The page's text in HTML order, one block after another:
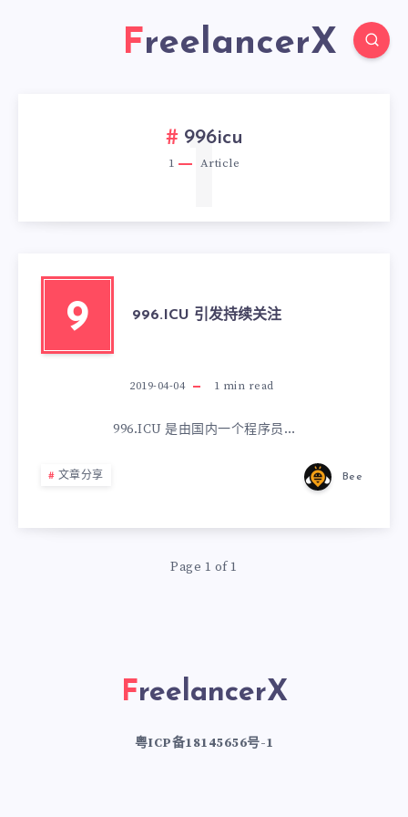
FreelancerX
996icu
1 Article
1
9 996.ICU 引发持续关注
2019-04-04 1 min read
996.ICU 是由国内一个程序员…
文章分享 Bee
Page 1 of 1
FreelancerX
粤ICP备18145656号-1